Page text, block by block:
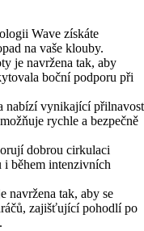
Wave získáte
na vaše klouby.
je navržena tak, aby
boční podporu při
nabízí vynikající přilnavost
rychle a bezpečně
dobrou cirkulaci
během intenzivních
navržena tak, aby se
zajišťující pohodlí po